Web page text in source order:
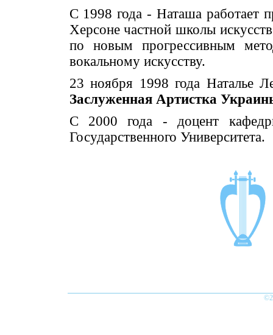
С 1998 года - Наташа работает
Херсоне частной школы
по новым прогрессивным
вокальному искусству.
23 ноября 1998 года Наталье
Заслуженная Артистка
С 2000 года - доцент
Государственного Университета.